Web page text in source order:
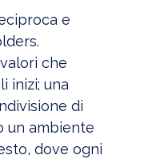
e
che
inizi; una
di
un ambiente
dove ogni